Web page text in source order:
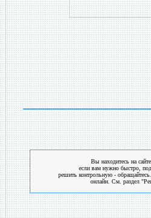
Вы находитесь на
если вам нужно быстро,
решить контрольную -
онлайн. См. раздел